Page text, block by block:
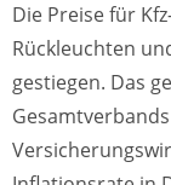
Die Preise für
Rückleuchten
gestiegen. Das